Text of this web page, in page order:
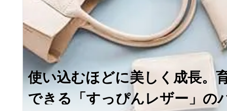
使い込むほどに美しく成長。
できる「すっぴんレザー」の